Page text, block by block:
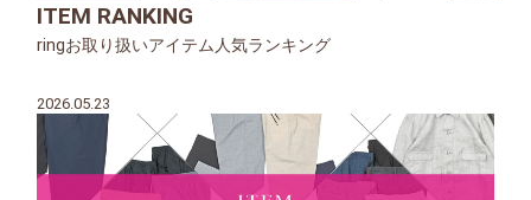
ITEM RANKING
ringお取り扱いアイテム人気ランキング
2026.05.23